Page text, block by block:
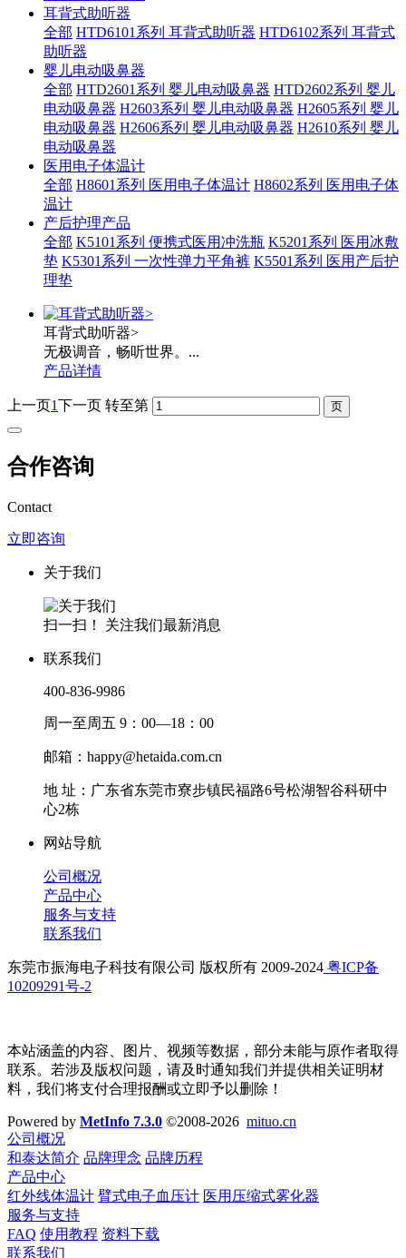
耳背式助听器
全部 HTD6101系列 耳背式助听器 HTD6102系列 耳背式
助听器
婴儿电动吸鼻器
全部 HTD2601系列 婴儿电动吸鼻器 HTD2602系列 婴儿
电动吸鼻器 H2603系列 婴儿电动吸鼻器 H2605系列 婴儿
电动吸鼻器 H2606系列 婴儿电动吸鼻器 H2610系列 婴儿
电动吸鼻器
医用电子体温计
全部 H8601系列 医用电子体温计 H8602系列 医用电子体
温计
产后护理产品
全部 K5101系列 便携式医用冲洗瓶 K5201系列 医用冰敷
垫 K5301系列 一次性弹力平角裤 K5501系列 医用产后护
理垫
耳背式助听器>
无极调音，畅听世界。...
产品详情
上一页1下一页 转至第
合作咨询
Contact
立即咨询
关于我们
扫一扫！ 关注我们最新消息
联系我们
400-836-9986
周一至周五 9：00—18：00
邮箱：happy@hetaida.com.cn
地 址：广东省东莞市寮步镇民福路6号松湖智谷科研中
心2栋
网站导航
公司概况
产品中心
服务与支持
联系我们
东莞市振海电子科技有限公司 版权所有 2009-2024 粤ICP备
10209291号-2
本站涵盖的内容、图片、视频等数据，部分未能与原作者取得
联系。若涉及版权问题，请及时通知我们并提供相关证明材
料，我们将支付合理报酬或立即予以删除！
Powered by MetInfo 7.3.0 ©2008-2026 mituo.cn
公司概况
和泰达简介 品牌理念 品牌历程
产品中心
红外线体温计 臂式电子血压计 医用压缩式雾化器
服务与支持
FAQ 使用教程 资料下载
联系我们